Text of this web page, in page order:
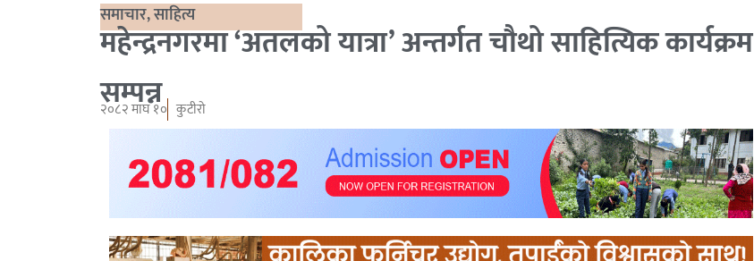
समाचार,साहित्य
महेन्द्रनगरमा ‘अतलको यात्रा’ अन्तर्गत चौथो साहित्यिक कार्यक्रम
सम्पन्न
२०८२ माघ १० कुटीरो